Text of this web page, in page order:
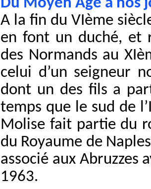
Du Moyen Age à nos
A la fin du VIème
en font un duché, et
des Normands au
celui d’un seigneur
dont un des fils a
temps que le sud de
Molise fait partie du
du Royaume de
associé aux Abruzzes
1963.